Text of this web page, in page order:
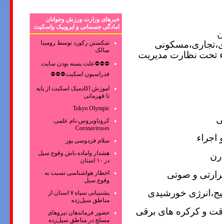
تحت نظارت مدیریت
و صوتی
خورشیدی
و کرکره های برقی
خبرهای وزارت ورزش وجوانان
امادگی جسمانی و ایروبیک واسکیت
شکستن رکورد توسط رومینا
سالک
⛔⛔⛔علت بسته بودن سایت
فدراسیون اسکیت⛔⛔⛔
اموزش اکادمیک اسکیت از پایه
تا قهرمانی
Tokyo Olympic
کروناویروس‌-نام علمی:
Coronaviruses
سلام فردوسی پور
هشدار واماده باش وقوع سیل
در ۱۰ استان
اخطار هواشناسی نسبت به
وقوع سیل
پشتیبانی سپاه ۷ استان از
مناطق سیل‌زده
حضور فرماندهان نیروهای
مسلح در مناطق سیل‌زده